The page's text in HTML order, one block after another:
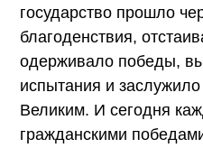
государство прошло
благоденствия,
одерживало победы,
испытания и
Великим. И сегодня
гражданскими